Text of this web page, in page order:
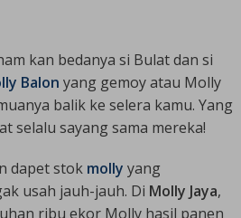
kan bedanya si Bulat dan si
Balon yang gemoy atau Molly
balik ke selera kamu. Yang
selalu sayang sama mereka!
dapet stok molly yang
usah jauh-jauh. Di Molly Jaya,
ribu ekor Molly hasil panen